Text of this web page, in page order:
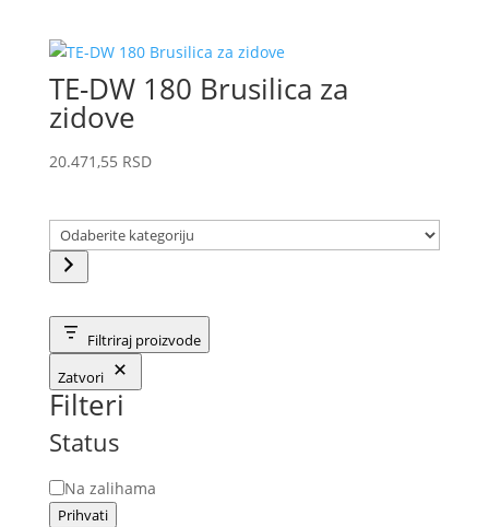
TE-DW 180 Brusilica za
zidove
20.471,55 RSD
Odaberite
kategoriju
Filtriraj proizvode
Zatvori
Filteri
Status
Status
Na zalihama
Prihvati